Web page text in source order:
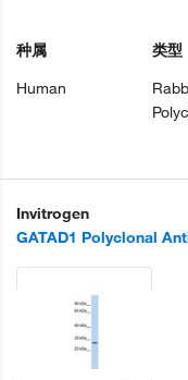
种属
Human
类型
Invitrogen
GATAD1 Polyclonal